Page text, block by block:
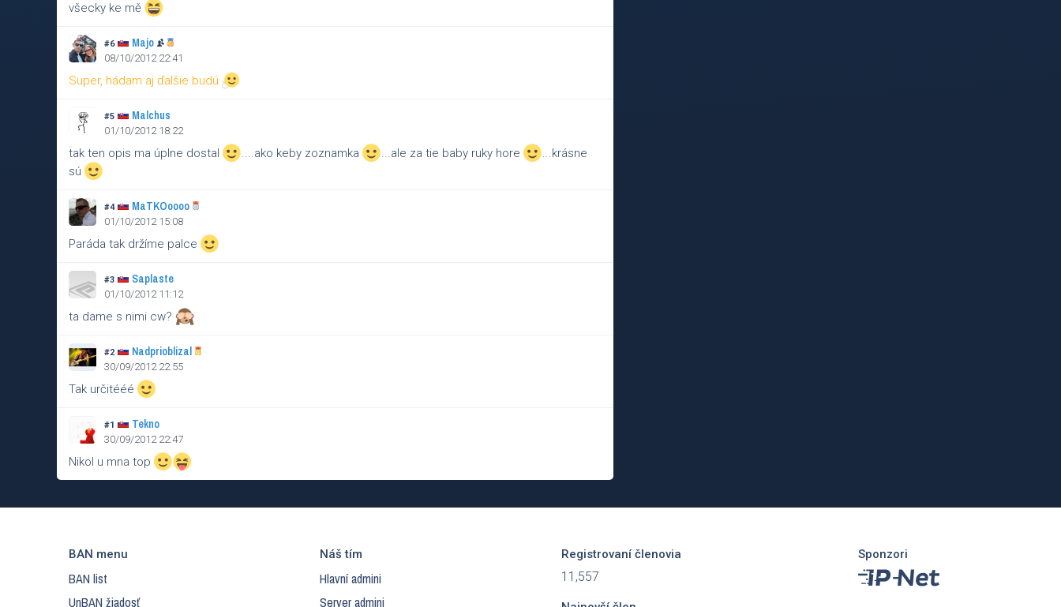
všecky ke mě
#6 Majo
08/10/2012 22:41
Super, hádam aj ďalšie budú
#5 Malchus
01/10/2012 18:22
tak ten opis ma úplne dostal ....ako keby zoznamka ...ale za tie baby ruky hore
...krásne
sú
#4 MaTKOoooo
01/10/2012 15:08
Paráda tak držíme palce
#3 Saplaste
01/10/2012 11:12
ta dame s nimi cw?
#2 Nadprioblizal
30/09/2012 22:55
Tak určitééé
#1 Tekno
30/09/2012 22:47
Nikol u mna top
BAN menu
BAN list
UnBAN žiadosť
Náš tím
Hlavní admini
Server admini
Registrovaní členovia
11,557
Sponzori